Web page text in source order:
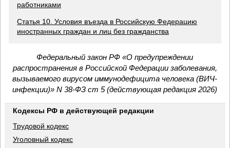
работниками
Статья 10. Условия въезда в Российскую Федерацию
иностранных граждан и лиц без гражданства
Федеральный закон РФ «О предупреждении
распространения в Российской Федерации заболевания,
вызываемого вирусом иммунодефицита человека (ВИЧ-
инфекции)» N 38-ФЗ ст 5 (действующая редакция 2026)
Кодексы РФ в действующей редакции
Трудовой кодекс
Уголовный кодекс